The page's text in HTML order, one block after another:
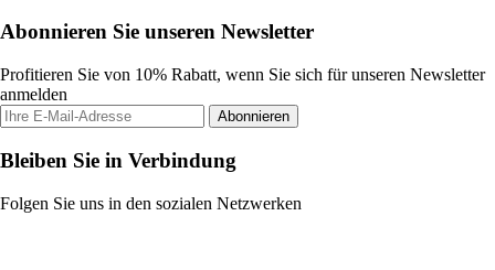
Abonnieren Sie unseren Newsletter
Profitieren Sie von 10% Rabatt, wenn Sie sich für unseren Newsletter
anmelden
Abonnieren
Bleiben Sie in Verbindung
Folgen Sie uns in den sozialen Netzwerken